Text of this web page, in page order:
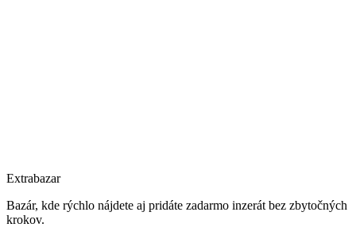
Extrabazar
Bazár, kde rýchlo nájdete aj pridáte zadarmo inzerát bez zbytočných
krokov.